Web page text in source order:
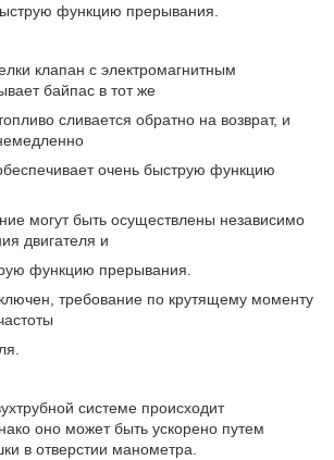
функцию прерывания.
клапан с электромагнитным
байпас в тот же
сливается обратно на возврат, и
очень быструю функцию
могут быть осуществлены независимо
двигателя и
функцию прерывания.
требование по крутящему моменту
системе происходит
оно может быть ускорено путем
в отверстии манометра.